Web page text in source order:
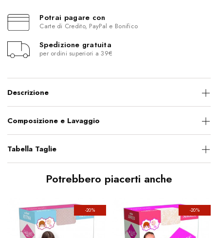
Potrai pagare con
Carte di Credito, PayPal e Bonifico
Spedizione gratuita
per ordini superiori a 39€
Descrizione
Composizione e Lavaggio
Tabella Taglie
Potrebbero piacerti anche
-20% -20%